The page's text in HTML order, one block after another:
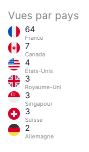
Vues par pays
64
France
7
Canada
4
États-Unis
3
Royaume-Uni
3
Singapour
3
Suisse
2
Allemagne